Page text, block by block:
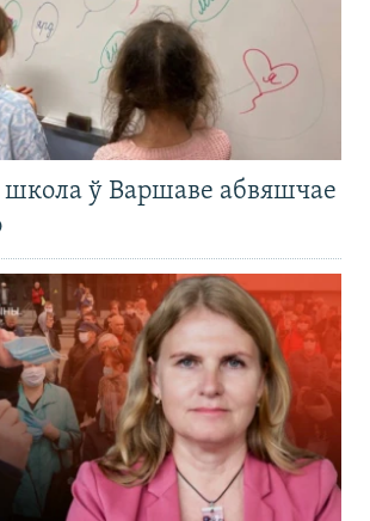
школа ў Варшаве абвяшчае